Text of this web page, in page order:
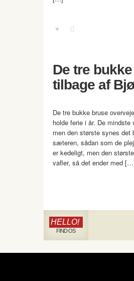
De tre
tilbage af
De tre bukke bruse
holde ferie i år. De mindste
men den største synes det
sæteren, sådan som de
er kedeligt, men den
vafler, så det ender med
HELLO!
FIND OS